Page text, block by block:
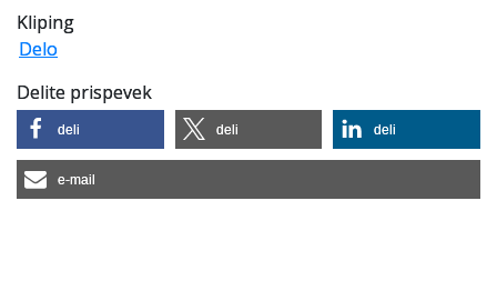
Kliping
Delo
Delite prispevek
deli deli deli
e-mail